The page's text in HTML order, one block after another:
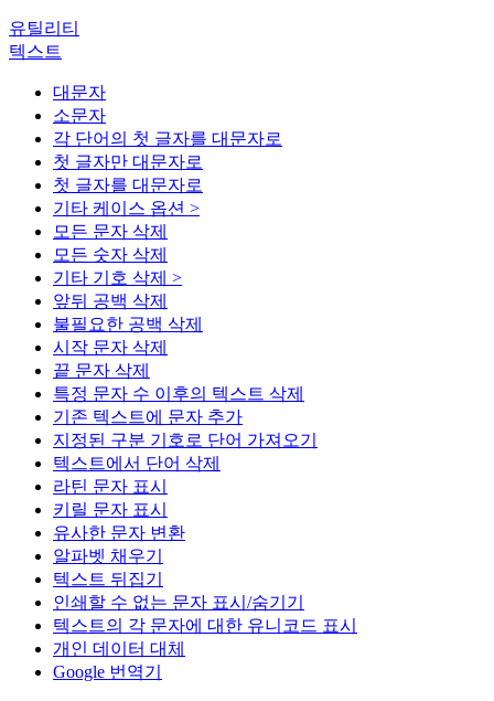
유틸리티
텍스트
대문자
소문자
각 단어의 첫 글자를 대문자로
첫 글자만 대문자로
첫 글자를 대문자로
기타 케이스 옵션 >
모든 문자 삭제
모든 숫자 삭제
기타 기호 삭제 >
앞뒤 공백 삭제
불필요한 공백 삭제
시작 문자 삭제
끝 문자 삭제
특정 문자 수 이후의 텍스트 삭제
기존 텍스트에 문자 추가
지정된 구분 기호로 단어 가져오기
텍스트에서 단어 삭제
라틴 문자 표시
키릴 문자 표시
유사한 문자 변환
알파벳 채우기
텍스트 뒤집기
인쇄할 수 없는 문자 표시/숨기기
텍스트의 각 문자에 대한 유니코드 표시
개인 데이터 대체
Google 번역기